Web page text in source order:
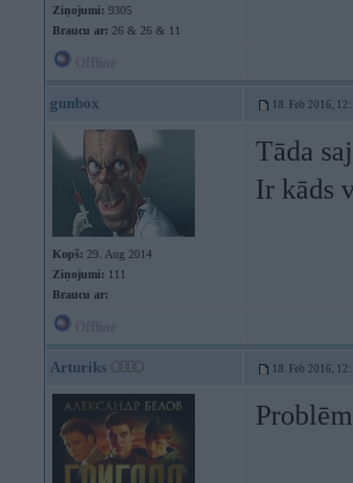
Ziņojumi: 9305
Braucu ar: 26 & 26 & 11
gunbox 18. Feb 2016,
Kopš: 29. Aug 2014
Ziņojumi: 111
Braucu ar:
Tāda
Ir kāds
Arturiks 18. Feb 2016,